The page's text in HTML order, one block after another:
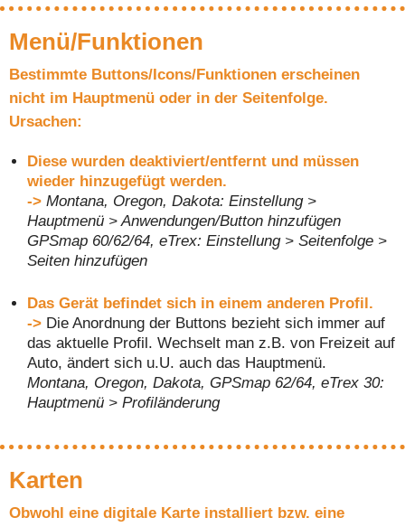
Menü/Funktionen
Bestimmte Buttons/Icons/Funktionen erscheinen
nicht im Hauptmenü oder in der Seitenfolge.
Ursachen:
Diese wurden deaktiviert/entfernt und müssen
wieder hinzugefügt werden.
-> Montana, Oregon, Dakota: Einstellung >
Hauptmenü > Anwendungen/Button hinzufügen
GPSmap 60/62/64, eTrex: Einstellung > Seitenfolge >
Seiten hinzufügen
Das Gerät befindet sich in einem anderen Profil.
-> Die Anordnung der Buttons bezieht sich immer auf
das aktuelle Profil. Wechselt man z.B. von Freizeit auf
Auto, ändert sich u.U. auch das Hauptmenü.
Montana, Oregon, Dakota, GPSmap 62/64, eTrex 30:
Hauptmenü > Profiländerung
Karten
Obwohl eine digitale Karte installiert bzw. eine